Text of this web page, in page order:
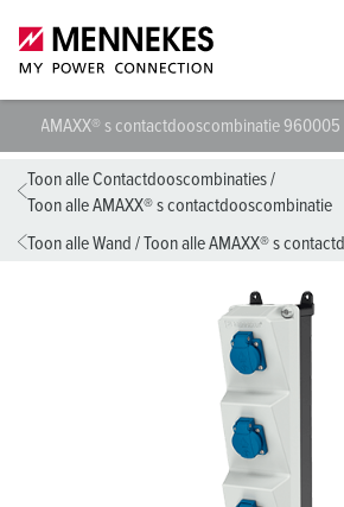
AMAXX® s contactdooscombinatie 960005
Toon alle Contactdooscombinaties/
Toon alle AMAXX® s contactdooscombinatie
Toon alle Wand /Toon alle AMAXX® s